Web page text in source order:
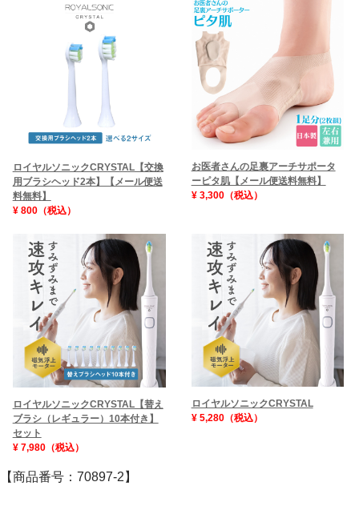
ロイヤルソニックCRYSTAL【交換
用ブラシヘッド2本】【メール便送
料無料】
¥ 800（税込）
お医者さんの足裏アーチサポータ
ーピタ肌【メール便送料無料】
¥ 3,300（税込）
ロイヤルソニックCRYSTAL【替え
ブラシ（レギュラー）10本付き】
セット
¥ 7,980（税込）
ロイヤルソニックCRYSTAL
¥ 5,280（税込）
【商品番号：70897-2】